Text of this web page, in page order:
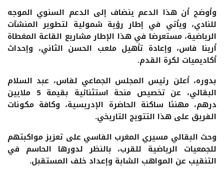
وأوضح أن هذا الدعم ينضاف إلى الدعم السنوي الموجه
للنادي، ويأتي في إطار رؤية شمولية لتطوير المنشآت
الرياضية، مستعرضا في هذا الإطار مشاريع القاعة المغطاة
أرينا فاس، وإعادة تأهيل ملعب الحسن الثاني، وإحداث
أكاديميات لكرة القدم.
بدوره، أعلن رئيس المجلس الجماعي لفاس، عبد السلام
البقالي، عن تخصيص منحة استثنائية بقيمة 5 ملايين
درهم، مهنئا ساكنة الحاضرة الإدريسية، وكافة مكونات
الفريق على هذا التتويج التاريخي.
وحث البقالي مسيري المغرب الفاسي على تعزيز مواكبتهم
للجمعيات الرياضية للقرب، بالنظر لدورها الحاسم في
التنقيب عن المواهب الشابة وإعداد خلف المستقبل.